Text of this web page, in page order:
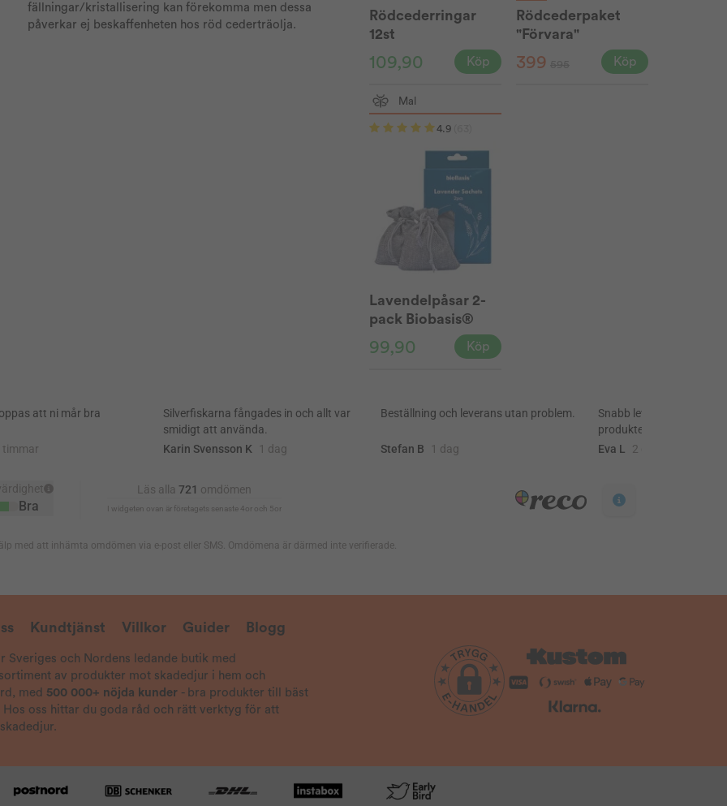
fällningar/kristallisering kan förekomma men dessa
påverkar ej beskaffenheten hos röd cederträolja.
Rödcederringar
12st
109,90 Köp
Rödcederpaket
"Förvara"
399 Köp
Mal
4.9
Lavendelpåsar 2-
pack Biobasis®
99,90 Köp
Kundtjänst Villkor Guider Blogg
Sveriges och Nordens ledande butik med
av produkter mot skadedjur i hem och
med 500 000+ nöjda kunder- bra produkter till bäst
Hos oss hittar du goda råd och rätt verktyg för att